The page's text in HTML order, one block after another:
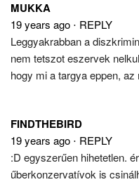
MUKKA
19 years ago ⋅ REPLY
Leggyakrabban a
nem tetszot eszervek
hogy mi a targya eppen,
FINDTHEBIRD
19 years ago ⋅ REPLY
:D egyszerűen hihetetlen.
űberkonzervatívok is